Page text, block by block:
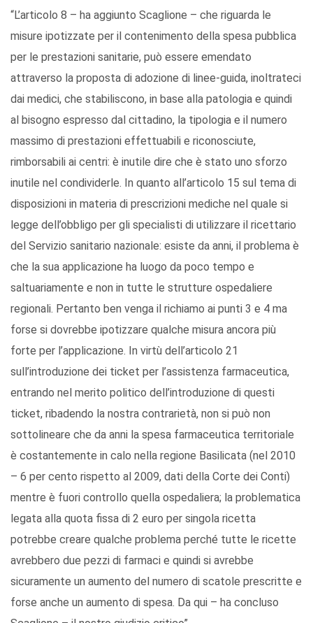
“L’articolo 8 – ha aggiunto Scaglione – che riguarda le
misure ipotizzate per il contenimento della spesa pubblica
per le prestazioni sanitarie, può essere emendato
attraverso la proposta di adozione di linee-guida, inoltrateci
dai medici, che stabiliscono, in base alla patologia e quindi
al bisogno espresso dal cittadino, la tipologia e il numero
massimo di prestazioni effettuabili e riconosciute,
rimborsabili ai centri: è inutile dire che è stato uno sforzo
inutile nel condividerle. In quanto all’articolo 15 sul tema di
disposizioni in materia di prescrizioni mediche nel quale si
legge dell’obbligo per gli specialisti di utilizzare il ricettario
del Servizio sanitario nazionale: esiste da anni, il problema è
che la sua applicazione ha luogo da poco tempo e
saltuariamente e non in tutte le strutture ospedaliere
regionali. Pertanto ben venga il richiamo ai punti 3 e 4 ma
forse si dovrebbe ipotizzare qualche misura ancora più
forte per l’applicazione. In virtù dell’articolo 21
sull’introduzione dei ticket per l’assistenza farmaceutica,
entrando nel merito politico dell’introduzione di questi
ticket, ribadendo la nostra contrarietà, non si può non
sottolineare che da anni la spesa farmaceutica territoriale
è costantemente in calo nella regione Basilicata (nel 2010
– 6 per cento rispetto al 2009, dati della Corte dei Conti)
mentre è fuori controllo quella ospedaliera; la problematica
legata alla quota fissa di 2 euro per singola ricetta
potrebbe creare qualche problema perché tutte le ricette
avrebbero due pezzi di farmaci e quindi si avrebbe
sicuramente un aumento del numero di scatole prescritte e
forse anche un aumento di spesa. Da qui – ha concluso